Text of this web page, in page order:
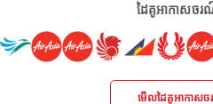
ដៃគូអាកាសច
មើលដៃគូអាកាស